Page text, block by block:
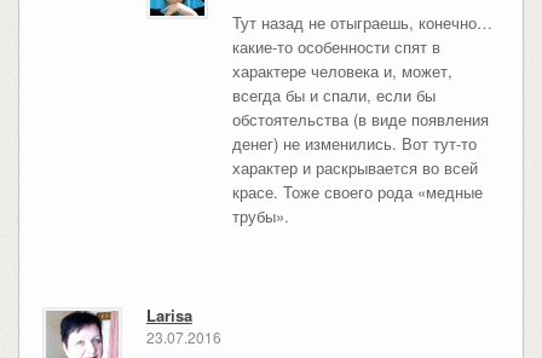
Тут назад не отыграешь, конечно…
какие-то особенности спят в
характере человека и, может,
всегда бы и спали, если бы
обстоятельства (в виде появления
денег) не изменились. Вот тут-то
характер и раскрывается во всей
красе. Тоже своего рода «медные
трубы».
Larisa
23.07.2016